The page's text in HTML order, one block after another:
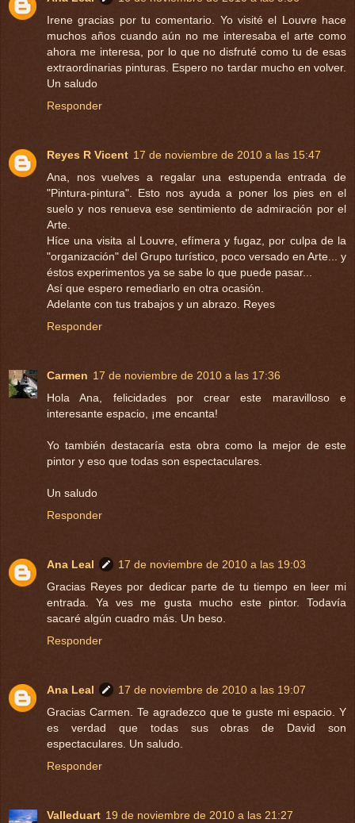
Irene gracias por tu comentario. Yo visité el Louvre hace
muchos años cuando aún no me interesaba el arte como
ahora me interesa, por lo que no disfruté como tu de esas
extraordinarias pinturas. Espero no tardar mucho en volver.
Un saludo
Responder
Reyes R Vicent 17 de noviembre de 2010 a las 15:47
Ana, nos vuelves a regalar una estupenda entrada de
"Pintura-pintura". Esto nos ayuda a poner los pies en el
suelo y nos renueva ese sentimiento de admiración por el
Arte.
Híce una visita al Louvre, efímera y fugaz, por culpa de la
"organización" del Grupo turístico, poco versado en Arte... y
éstos experimentos ya se sabe lo que puede pasar...
Así que espero remediarlo en otra ocasión.
Adelante con tus trabajos y un abrazo. Reyes
Responder
Carmen 17 de noviembre de 2010 a las 17:36
Hola Ana, felicidades por crear este maravilloso e
interesante espacio, ¡me encanta!
Yo también destacaría esta obra como la mejor de este
pintor y eso que todas son espectaculares.
Un saludo
Responder
Ana Leal
17 de noviembre de 2010 a las 19:03
Gracias Reyes por dedicar parte de tu tiempo en leer mi
entrada. Ya ves me gusta mucho este pintor. Todavía
sacaré algún cuadro más. Un beso.
Responder
Ana Leal
17 de noviembre de 2010 a las 19:07
Gracias Carmen. Te agradezco que te guste mi espacio. Y
es verdad que todas sus obras de David son
espectaculares. Un saludo.
Responder
Valleduart 19 de noviembre de 2010 a las 21:27